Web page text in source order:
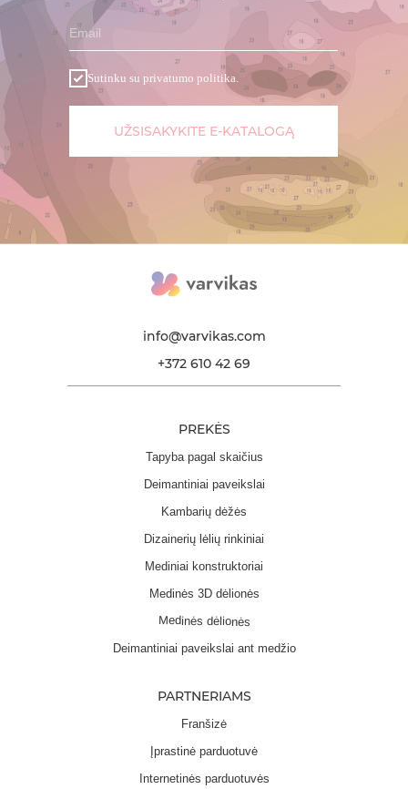
Email
Sutinku su privatumo politika.
UŽSISAKYKITE E-KATALOGĄ
info@varvikas.com
Internetinės parduotuvės
Įprastinė parduotuvė
Franšizė
PARTNERIAMS
Mediniai konstruktoriai
Dizainerių lėlių rinkiniai
Kambarių dėžės
Medinės 3D dėlionės
Deimantiniai paveikslai
Tapyba pagal skaičius
PREKĖS
Medinės dėlionės
Deimantiniai paveikslai ant medžio
+372 610 42 69